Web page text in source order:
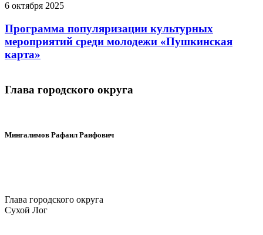
6 октября 2025
Программа популяризации культурных
мероприятий среди молодежи «Пушкинская
карта»
Глава городского округа
Мингалимов Рафаил Раифович
Глава городского округа
Сухой Лог